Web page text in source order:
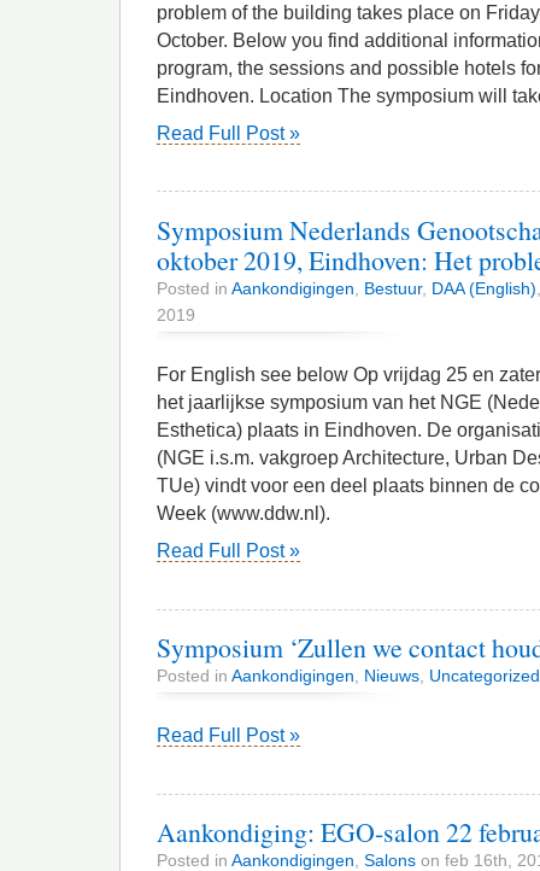
problem of the building takes place on
October. Below you find additional
program, the sessions and possible hotels
Eindhoven. Location The symposium will
Read Full Post »
Symposium Nederlands
oktober 2019, Eindhoven: Het
Posted in Aankondigingen Bestuur, DAA (English)
2019
For English see below Op vrijdag 25 en
het jaarlijkse symposium van het NGE
Esthetica) plaats in Eindhoven. De
(NGE i.s.m. vakgroep Architecture, Urban
TUe) vindt voor een deel plaats binnen de
Week (www.ddw.nl).
Read Full Post »
Symposium ‘Zullen we contact
Posted in Aankondigingen Nieuws Uncategorized
Read Full Post »
Aankondiging: EGO-salon 22
Posted in Aankondigingen Salons on feb 16th,